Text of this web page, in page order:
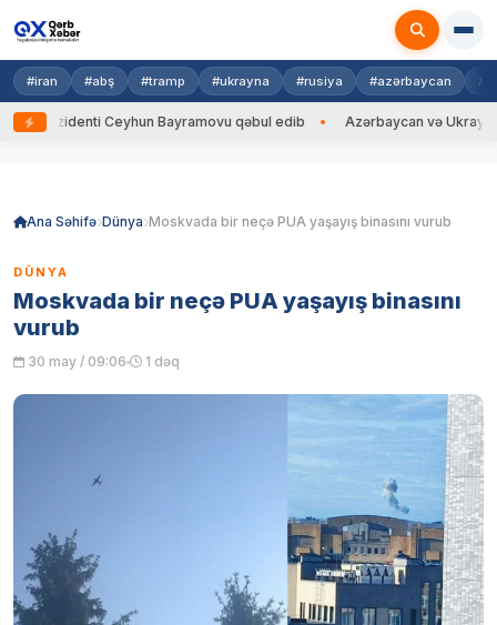
#iran #abş #tramp #ukrayna #rusiya #azərbaycan
Ceyhun Bayramovu qəbul edib Azərbaycan və Ukrayna XİN
Ana Səhifə Dünya Moskvada bir neçə PUA yaşayış binasını vurub
DÜNYA
Moskvada bir neçə PUA yaşayış binasını
vurub
30 may / 09:06 1 dəq